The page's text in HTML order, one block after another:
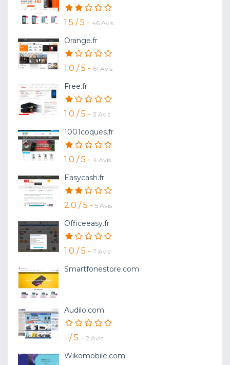
1.5 / 5 - 46 Avis
Orange.fr
1.0 / 5 - 61 Avis
Free.fr
1.0 / 5 - 3 Avis
1001coques.fr
1.0 / 5 - 4 Avis
Easycash.fr
2.0 / 5 - 5 Avis
Officeeasy.fr
1.0 / 5 - 7 Avis
Smartfonestore.com
Audilo.com
- / 5 - 2 Avis
Wikomobile.com